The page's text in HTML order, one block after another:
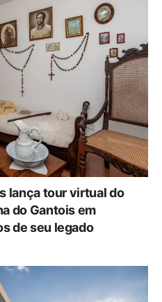
lança tour virtual do
do Gantois em
de seu legado